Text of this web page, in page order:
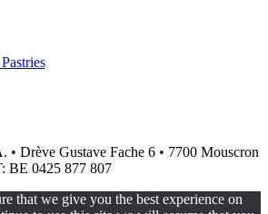
• Drève Gustave Fache 6 • 7700 Mouscron
BE 0425 877 807
that we give you the best experience on